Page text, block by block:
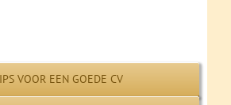
VOOR EEN GOEDE CV